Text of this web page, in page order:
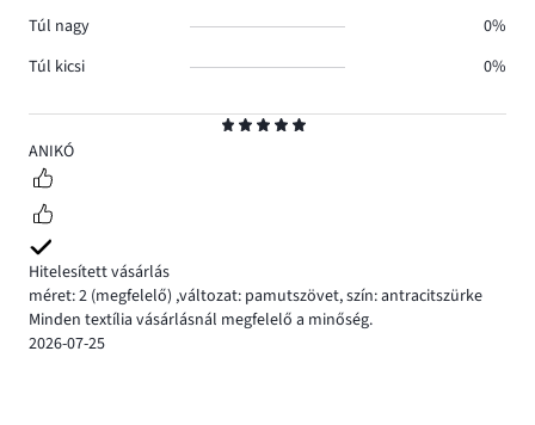
5
ANIKÓ
Hitelesített vásárlás
méret: 2 (megfelelő) ,változat: pamutszövet,szín: antracitszürke
Minden textília vásárlásnál megfelelő a minőség.
2026-07-25
Túl nagy
0%
Túl kicsi
0%